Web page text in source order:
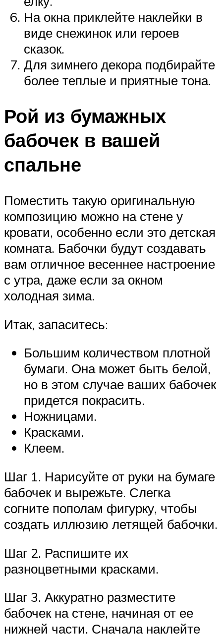
На окна приклейте наклейки в
виде снежинок или героев
сказок.
Для зимнего декора подбирайте
более теплые и приятные тона.
Рой из бумажных
бабочек в вашей
спальне
Поместить такую оригинальную
композицию можно на стене у
кровати, особенно если это детская
комната. Бабочки будут создавать
вам отличное весеннее настроение
с утра, даже если за окном
холодная зима.
Итак, запаситесь:
Большим количеством плотной
бумаги. Она может быть белой,
но в этом случае ваших бабочек
придется покрасить.
Ножницами.
Красками.
Клеем.
Шаг 1. Нарисуйте от руки на бумаге
бабочек и вырежьте. Слегка
согните пополам фигурку, чтобы
создать иллюзию летящей бабочки.
Шаг 2. Распишите их
разноцветными красками.
Шаг 3. Аккуратно разместите
бабочек на стене, начиная от ее
нижней части. Сначала наклейте